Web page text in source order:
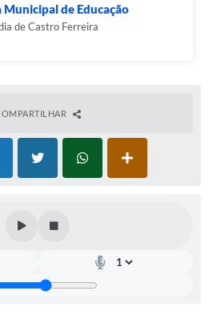
Municipal de Educação
de Castro Ferreira